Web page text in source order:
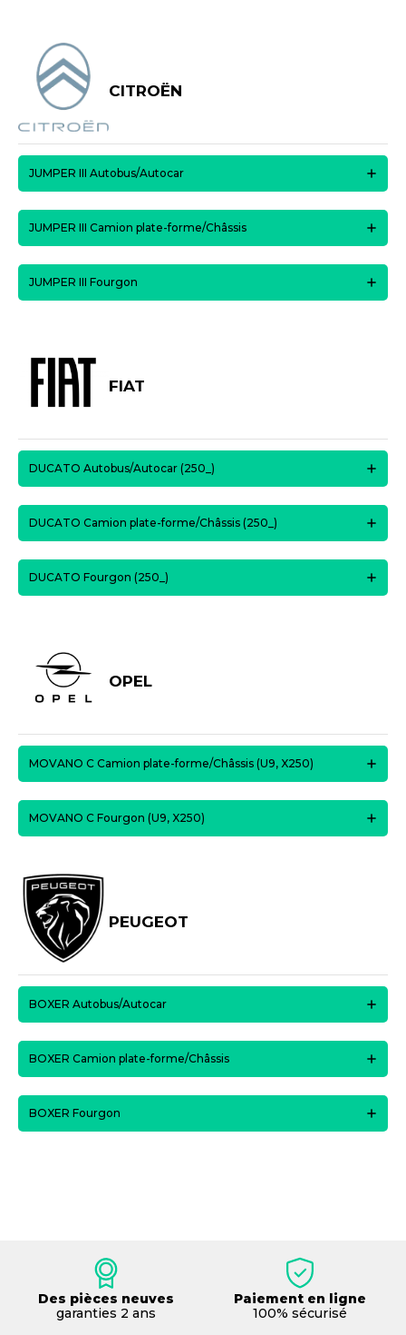
CITROËN
JUMPER III Autobus/Autocar
JUMPER III Camion plate-forme/Châssis
JUMPER III Fourgon
FIAT
DUCATO Autobus/Autocar (250_)
DUCATO Camion plate-forme/Châssis (250_)
DUCATO Fourgon (250_)
OPEL
MOVANO C Camion plate-forme/Châssis (U9, X250)
MOVANO C Fourgon (U9, X250)
PEUGEOT
BOXER Autobus/Autocar
BOXER Camion plate-forme/Châssis
BOXER Fourgon
Des pièces neuves
garanties 2 ans
Paiement en ligne
100% sécurisé